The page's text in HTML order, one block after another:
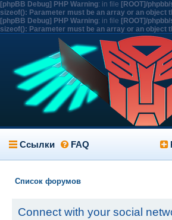
[phpBB Debug] PHP Warning: in file [ROOT]/
sizeof(): Parameter must be an array or an object
[phpBB Debug] PHP Warning: in file [ROOT]/
sizeof(): Parameter must be an array or an object
Ссылки FAQ
Список форумов
Connect with your social